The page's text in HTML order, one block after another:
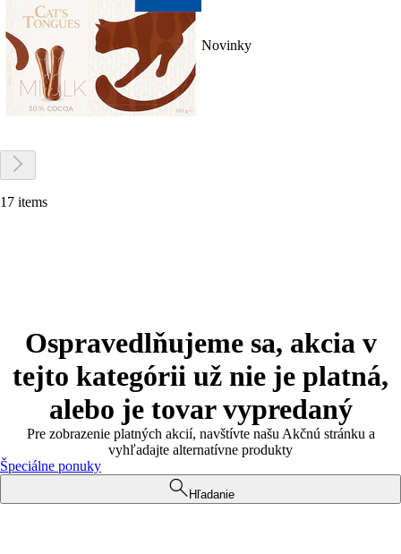
Novinky
17 items
Ospravedlňujeme sa, akcia v
tejto kategórii už nie je platná,
alebo je tovar vypredaný
Pre zobrazenie platných akcií, navštívte našu Akčnú stránku a
vyhľadajte alternatívne produkty
Špeciálne ponuky
Hľadanie